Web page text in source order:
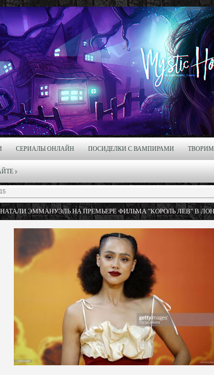
СЕРИАЛЫ ОНЛАЙН ПОСИДЕЛКИ С ВАМПИРАМИ
15
ЭММАНУЭЛЬ НА ПРЕМЬЕРЕ ФИЛЬМА "КОРОЛЬ ЛЕВ" В